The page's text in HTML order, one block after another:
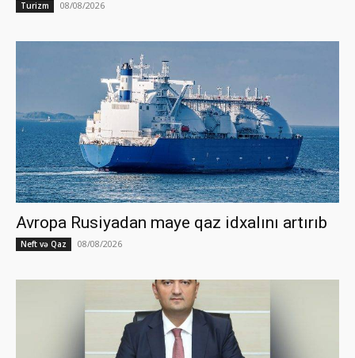
Turizm 08/08/2026
Avropa Rusiyadan maye qaz idxalını artırıb
Neft və Qaz 08/08/2026